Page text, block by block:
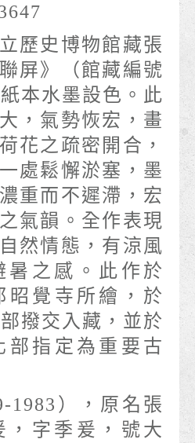
歷史博物館藏張
屏》（館藏編號
本水墨設色。此
，氣勢恢宏，畫
花之疏密開合，
處鬆懈淤塞，墨
重而不遲滯，宏
氣韻。全作表現
然情態，有涼風
暑之感。此作於
昭覺寺所繪，於
撥交入藏，並於
部指定為重要古
1983），原名張
，字季爰，號大